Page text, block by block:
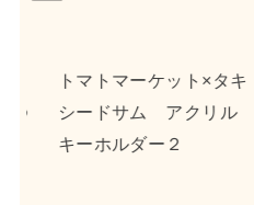
０３１３×リトルツイン
スターズ キャンバス
トート